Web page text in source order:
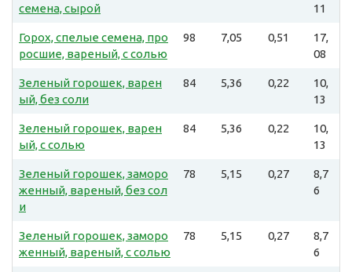
семена, сырой
11
Горох, спелые семена, про
росшие, вареный, с солью
98 7,05 0,51
17,
08
Зеленый горошек, варен
ый, без соли
84 5,36 0,22
10,
13
Зеленый горошек, варен
ый, с солью
84 5,36 0,22
10,
13
Зеленый горошек, заморо
женный, вареный, без сол
и
78 5,15 0,27
8,7
6
Зеленый горошек, заморо
женный, вареный, с солью
78 5,15 0,27
8,7
6